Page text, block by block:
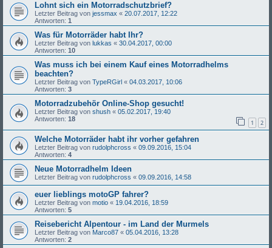
Lohnt sich ein Motorradschutzbrief?
Letzter Beitrag von jessmax « 20.07.2017, 12:22
Antworten: 1
Was für Motorräder habt Ihr?
Letzter Beitrag von lukkas « 30.04.2017, 00:00
Antworten: 10
Was muss ich bei einem Kauf eines Motorradhelms
beachten?
Letzter Beitrag von TypeRGirl « 04.03.2017, 10:06
Antworten: 3
Motorradzubehör Online-Shop gesucht!
Letzter Beitrag von shush « 05.02.2017, 19:40
Antworten: 18 1 2
Welche Motorräder habt ihr vorher gefahren
Letzter Beitrag von rudolphcross « 09.09.2016, 15:04
Antworten: 4
Neue Motorradhelm Ideen
Letzter Beitrag von rudolphcross « 09.09.2016, 14:58
euer lieblings motoGP fahrer?
Letzter Beitrag von motio « 19.04.2016, 18:59
Antworten: 5
Reisebericht Alpentour - im Land der Murmels
Letzter Beitrag von Marco87 « 05.04.2016, 13:28
Antworten: 2